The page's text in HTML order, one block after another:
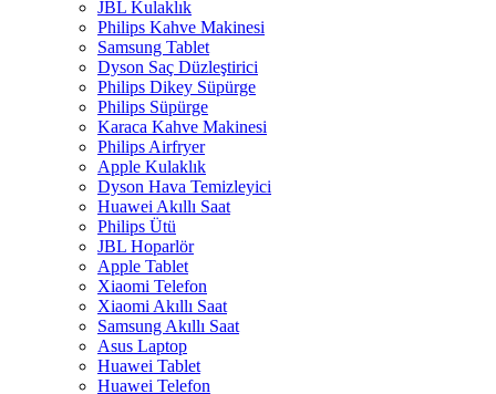
JBL Kulaklık
Philips Kahve Makinesi
Samsung Tablet
Dyson Saç Düzleştirici
Philips Dikey Süpürge
Philips Süpürge
Karaca Kahve Makinesi
Philips Airfryer
Apple Kulaklık
Dyson Hava Temizleyici
Huawei Akıllı Saat
Philips Ütü
JBL Hoparlör
Apple Tablet
Xiaomi Telefon
Xiaomi Akıllı Saat
Samsung Akıllı Saat
Asus Laptop
Huawei Tablet
Huawei Telefon